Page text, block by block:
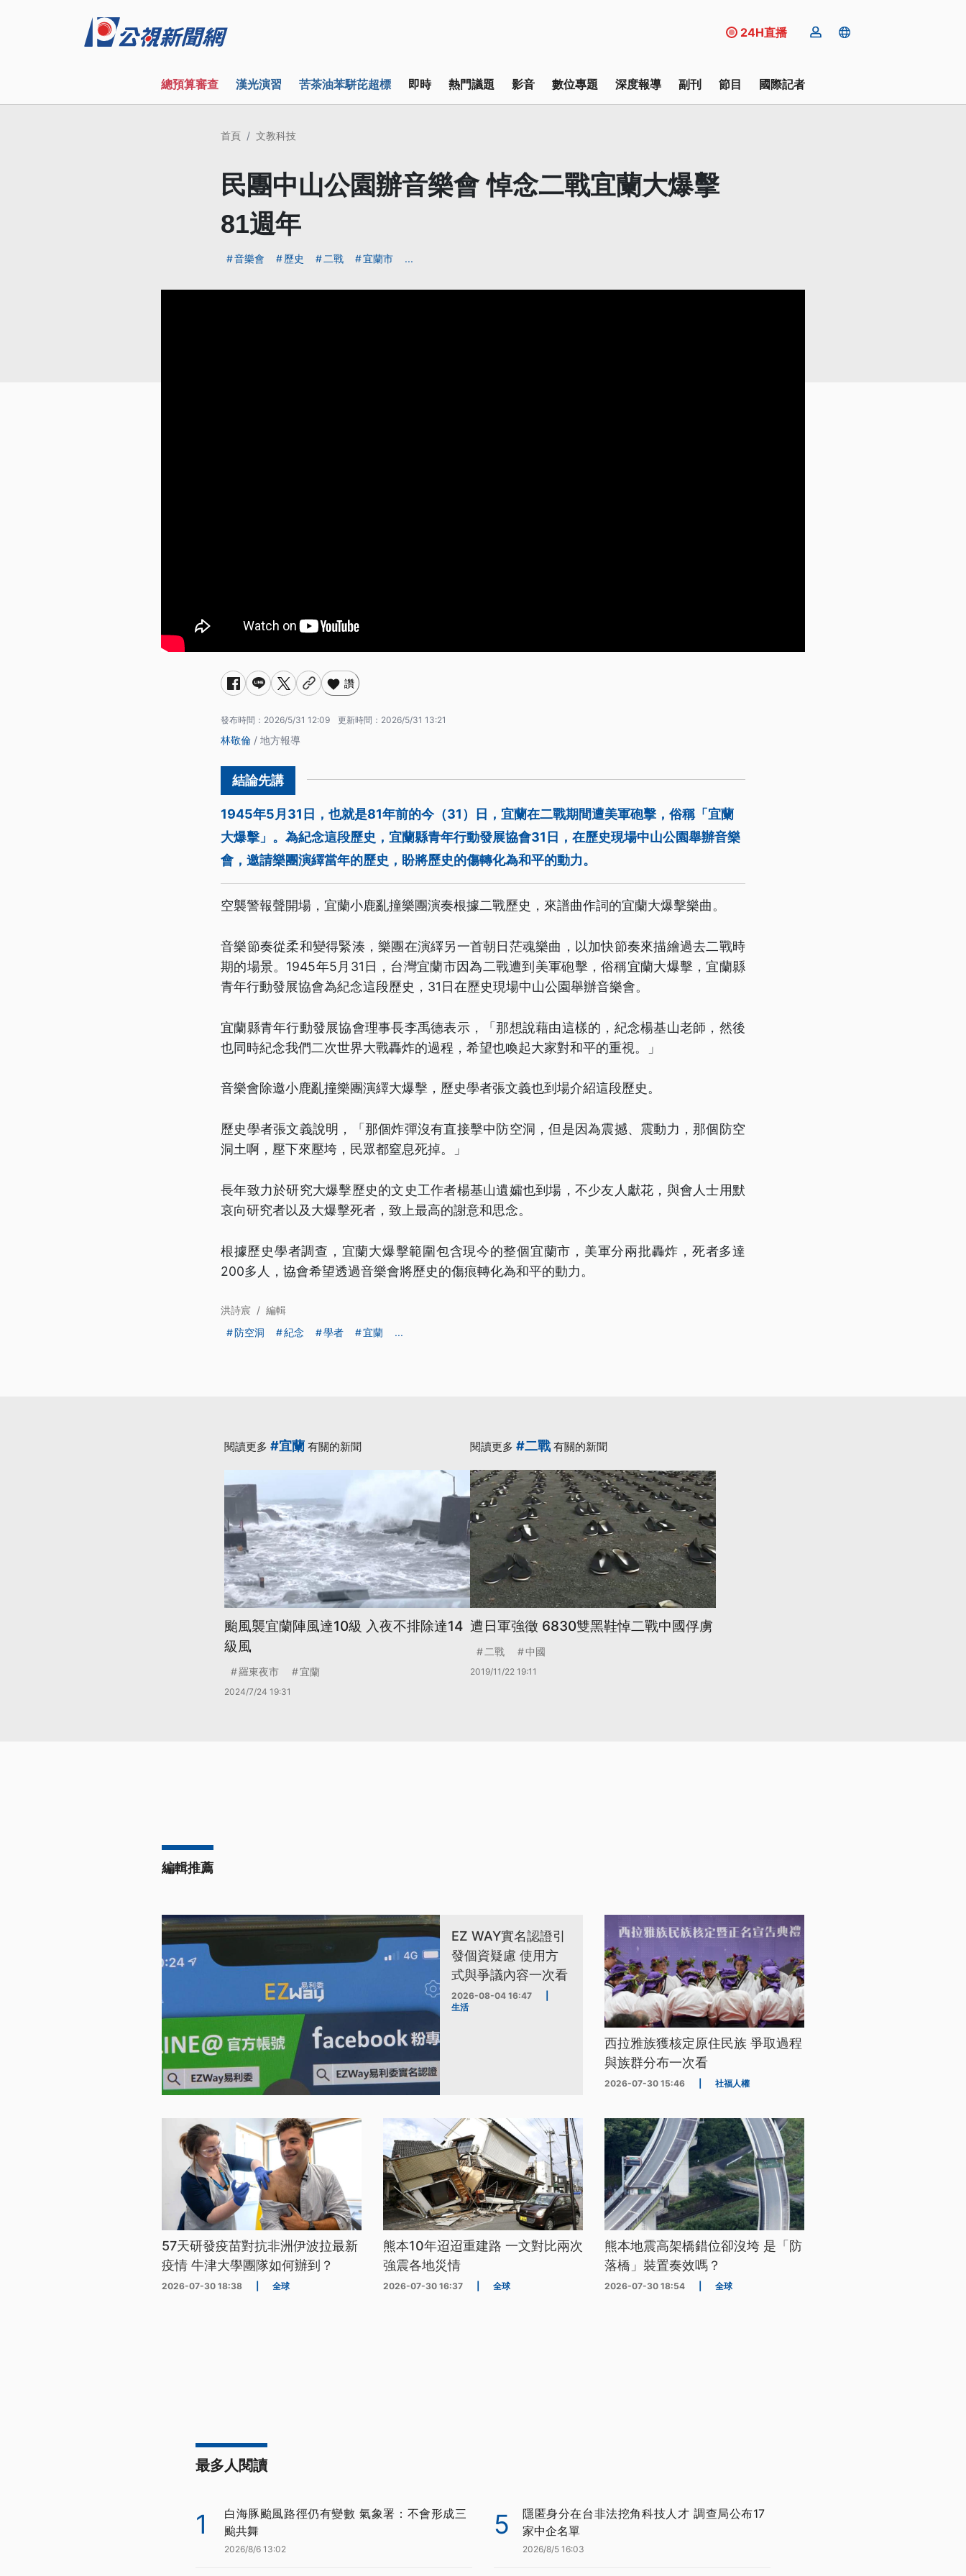
24H直播
總預算審查 漢光演習 苦茶油苯駢芘超標 即時 熱門議題 影音 數位專題 深度報導 副刊 節目 國際記者
首頁 文教科技
民團中山公園辦音樂會 悼念二戰宜蘭大爆擊
81週年
音樂會 歷史 二戰 宜蘭市 ...
讚
發布時間： 2026/5/31 12:09 更新時間： 2026/5/31 13:21
林敬倫 / 地方報導
1945年5月31日，也就是81年前的今（31）日，宜蘭在二戰期間遭美軍砲擊，俗稱「宜蘭
大爆擊」。為紀念這段歷史，宜蘭縣青年行動發展協會31日，在歷史現場中山公園舉辦音樂
會，邀請樂團演繹當年的歷史，盼將歷史的傷轉化為和平的動力。
空襲警報聲開場，宜蘭小鹿亂撞樂團演奏根據二戰歷史，來譜曲作詞的宜蘭大爆擊樂曲。
音樂節奏從柔和變得緊湊，樂團在演繹另一首朝日茫魂樂曲，以加快節奏來描繪過去二戰時
期的場景。1945年5月31日，台灣宜蘭市因為二戰遭到美軍砲擊，俗稱宜蘭大爆擊，宜蘭縣
青年行動發展協會為紀念這段歷史，31日在歷史現場中山公園舉辦音樂會。
宜蘭縣青年行動發展協會理事長李禹德表示，「那想說藉由這樣的，紀念楊基山老師，然後
也同時紀念我們二次世界大戰轟炸的過程，希望也喚起大家對和平的重視。」
音樂會除邀小鹿亂撞樂團演繹大爆擊，歷史學者張文義也到場介紹這段歷史。
歷史學者張文義說明，「那個炸彈沒有直接擊中防空洞，但是因為震撼、震動力，那個防空
洞土啊，壓下來壓垮，民眾都窒息死掉。」
長年致力於研究大爆擊歷史的文史工作者楊基山遺孀也到場，不少友人獻花，與會人士用默
哀向研究者以及大爆擊死者，致上最高的謝意和思念。
根據歷史學者調查，宜蘭大爆擊範圍包含現今的整個宜蘭市，美軍分兩批轟炸，死者多達
200多人，協會希望透過音樂會將歷史的傷痕轉化為和平的動力。
洪詩宸 / 編輯
防空洞
紀念 學者 宜蘭 ...
閱讀更多 #宜蘭 有關的新聞
颱風襲宜蘭陣風達10級 入夜不排除達14
級風
羅東夜市 宜蘭
2024/7/24 19:31
閱讀更多 #二戰有關的新聞
遭日軍強徵 6830雙黑鞋悼二戰中國俘虜
二戰 中國
2019/11/22 19:11
編輯推薦
EZ WAY實名認證引
發個資疑慮 使用方
式與爭議內容一次看
2026-08-04 16:47
生活
西拉雅族獲核定原住民族 爭取過程
與族群分布一次看
2026-07-30 15:46 社福人權
57天研發疫苗對抗非洲伊波拉最新
疫情 牛津大學團隊如何辦到？
2026-07-30 18:38 全球
熊本10年迢迢重建路 一文對比兩次
強震各地災情
2026-07-30 16:37 全球
熊本地震高架橋錯位卻沒垮 是「防
落橋」裝置奏效嗎？
2026-07-30 18:54 全球
最多人閱讀
1
白海豚颱風路徑仍有變數 氣象署：不會形成三
颱共舞
2026/8/6 13:02
5
隱匿身分在台非法挖角科技人才 調查局公布17
家中企名單
2026/8/5 16:03